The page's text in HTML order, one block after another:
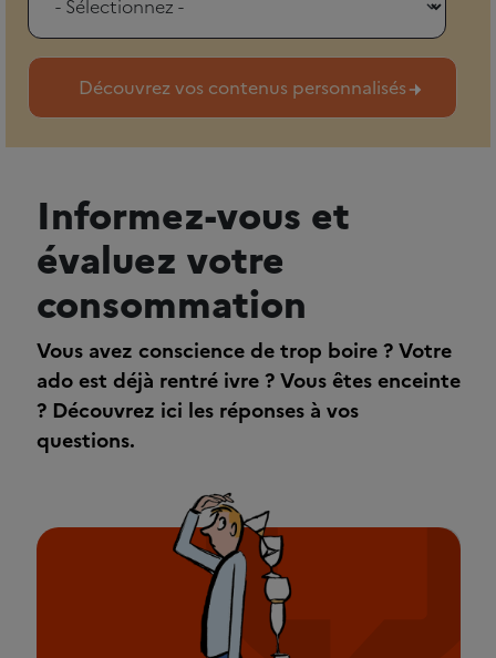
Informez-vous et
évaluez votre
consommation
Vous avez conscience de trop boire ? Votre
ado est déjà rentré ivre ? Vous êtes enceinte
? Découvrez ici les réponses à vos
questions.